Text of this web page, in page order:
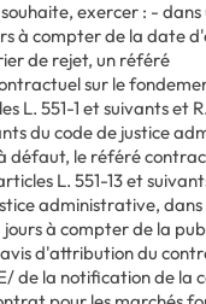
exercer : -
à compter de la date
de rejet, un référé
sur le
L. 551-1 et suivants et
du code de justice
défaut, le référé
L. 551-13 et
administrative, dans
jours à compter de la
d'attribution du
de la notification de la